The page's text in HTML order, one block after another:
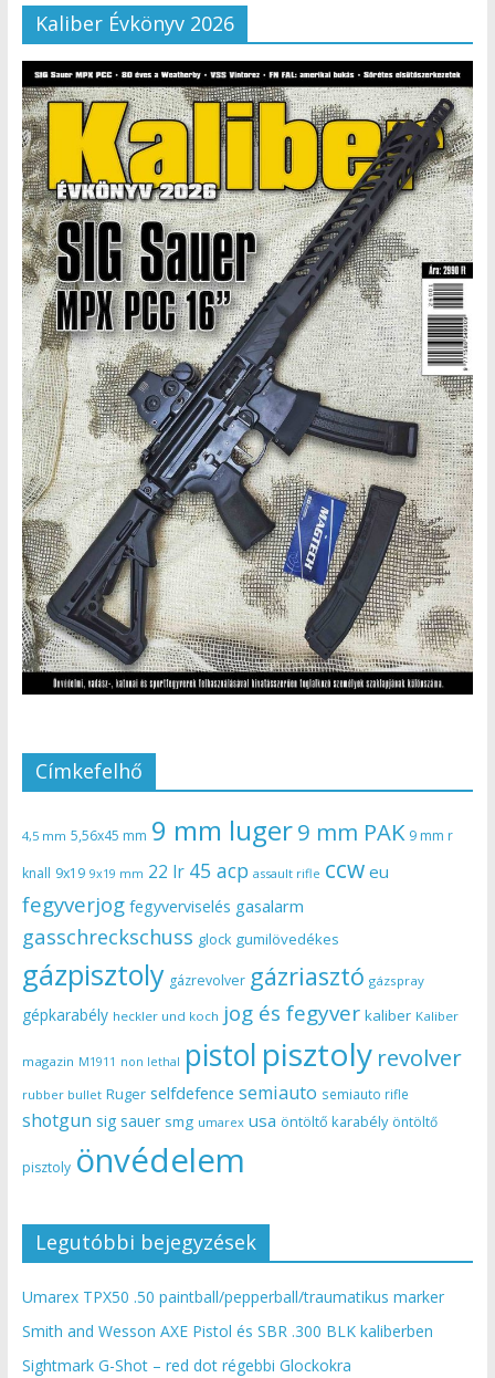
Kaliber Évkönyv 2026
Címkefelhő
4,5 mm 5,56x45 mm 9 mm luger9 mm PAK 9 mm r
knall 9x19 9x19 mm 22 lr 45 acp assault rifle ccw eu
fegyverjog fegyverviselés gasalarm
gasschreckschuss glock gumilövedékes
gázpisztoly gázrevolver gázriasztó gázspray
gépkarabély heckler und koch jog és fegyver kaliber Kaliber
magazin M1911 non lethal pistol pisztoly revolver
rubber bullet Ruger selfdefence semiauto semiauto rifle
shotgun sig sauer smg umarex usa öntöltő karabély öntöltő
pisztoly önvédelem
Legutóbbi bejegyzések
Umarex TPX50 .50 paintball/pepperball/traumatikus marker
Smith and Wesson AXE Pistol és SBR .300 BLK kaliberben
Sightmark G-Shot – red dot régebbi Glockokra